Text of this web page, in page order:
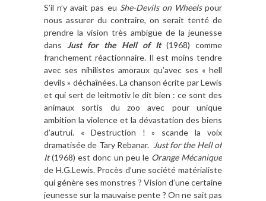
S’il n’y avait pas eu She-Devils on Wheelspour
nous assurer du contraire, on serait tenté de
prendre la vision très ambigüe de la jeunesse
dansJust for the Hell of It(1968) comme
franchement réactionnaire. Il est moins tendre
avec ses nihilistes amoraux qu’avec ses « hell
devils » déchaînées. La chanson écrite par Lewis
et qui sert de leitmotiv le dit bien : ce sont des
animaux sortis du zoo avec pour unique
ambition la violence et la dévastation des biens
d’autrui. « Destruction ! » scande la voix
dramatisée de Tary Rebanar. Just for the Hell of
It(1968) est donc un peu le Orange Mécanique
de H.G.Lewis. Procès d’une société matérialiste
qui génère ses monstres ? Vision d’une certaine
jeunesse sur la mauvaise pente ? On ne sait pas